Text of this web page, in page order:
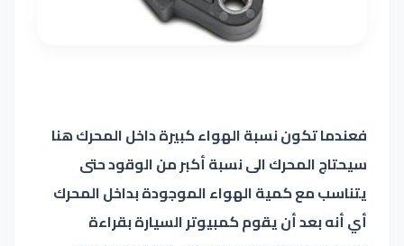
فعندما تكون نسبة الهواء كبيرة داخل المحرك هنا
سيحتاج المحرك الى نسبة أكبر من الوقود حتى
يتناسب مع كمية الهواء الموجودة بداخل المحرك
أي أنه بعد أن يقوم كمبيوتر السيارة بقراءة